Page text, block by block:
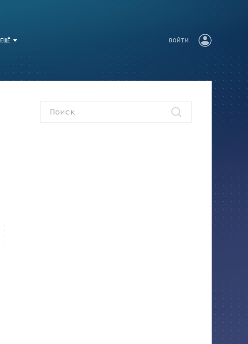
ЕЩЁ ВОЙТИ